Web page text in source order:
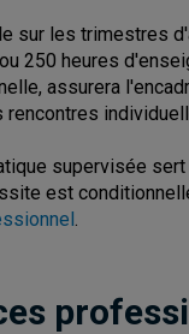
sur les trimestres
250 heures
assurera
supervisée
est
.